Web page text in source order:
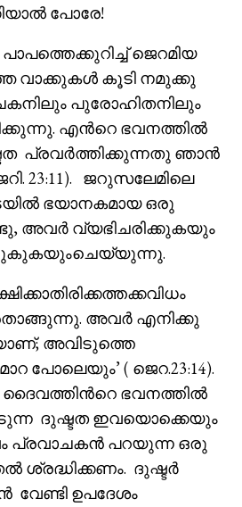
പോരേ!
ജെറമിയ
വാക്കുകൾ കൂടി നമുക്കു
പുരോഹിതനിലും
എൻറെ ഭവനത്തിൽ
പ്രവർത്തിക്കുന്നതു ഞാൻ
23:11). ജറുസലേമിലെ
ഭയാനകമായ ഒരു
അവർ വ്യഭിചരിക്കുകയും
അവർ എനിക്കു
അവിടുത്തെ
പോലെയും’ ( ജെറ.23:14).
ദൈവത്തിൻറെ ഭവനത്തിൽ
ദുഷ്ടത ഇവയൊക്കെയും
പ്രവാചകൻ പറയുന്ന ഒരു
ശ്രദ്ധിക്കണം. ദുഷ്ടർ
വേണ്ടി ഉപദേശം